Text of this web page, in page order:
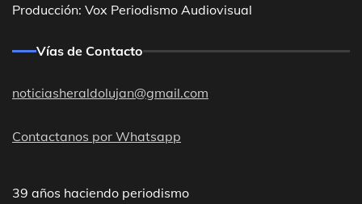
Producción: Vox Periodismo Audiovisual
Vías de Contacto
noticiasheraldolujan@gmail.com
Contactanos por Whatsapp
39 años haciendo periodismo